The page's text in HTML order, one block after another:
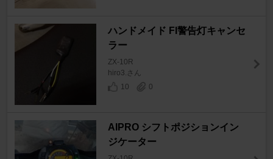
ハンドメイド FI警告灯キャンセ
ラー
ZX-10R
hiro3.さん
10
0
AIPRO シフトポジションイン
ジケーター